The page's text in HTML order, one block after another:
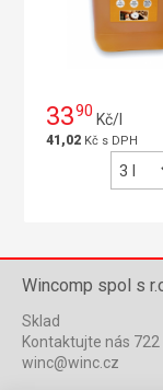
3390 Kč/l
41,02 Kč s DPH
Wincomp spol s
Sklad
Kontaktujte nás
winc@winc.cz